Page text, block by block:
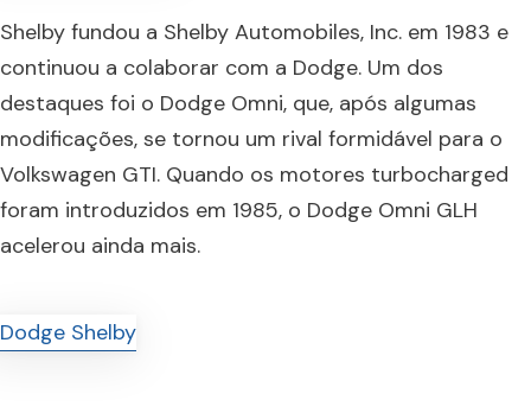
Shelby fundou a Shelby Automobiles, Inc. em 1983 e
continuou a colaborar com a Dodge. Um dos
destaques foi o Dodge Omni, que, após algumas
modificações, se tornou um rival formidável para o
Volkswagen GTI. Quando os motores turbocharged
foram introduzidos em 1985, o Dodge Omni GLH
acelerou ainda mais.